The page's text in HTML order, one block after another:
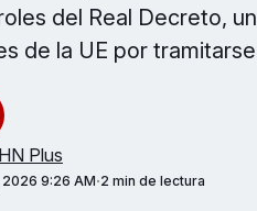
del Real Decreto,
de la UE por
Plus
2026 9:26 AM 2 min de lectura